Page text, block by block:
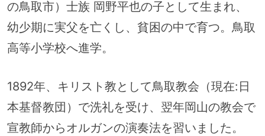
の鳥取市）士族 岡野平也の子として生まれ、
幼少期に実父を亡くし、貧困の中で育つ。鳥取
高等小学校へ進学。
1892年、キリスト教として鳥取教会（現在:日
本基督教団）で洗礼を受け、翌年岡山の教会で
宣教師からオルガンの演奏法を習いました。